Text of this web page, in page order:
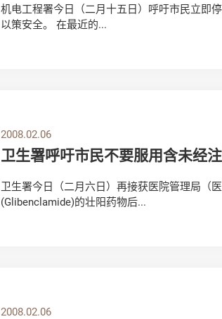
机电工程署今日（二月十五日）呼吁市民立即
以策安全。 在最近的...
2008.02.06
卫生署呼吁市民不要服用含未经
卫生署今日（二月六日）再接获医院管理局（
(Glibenclamide)的壮阳药物后...
2008.02.06